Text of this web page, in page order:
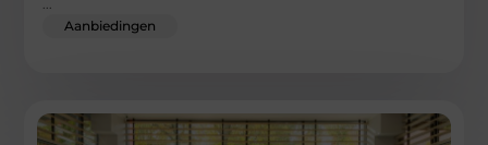
Aanbiedingen